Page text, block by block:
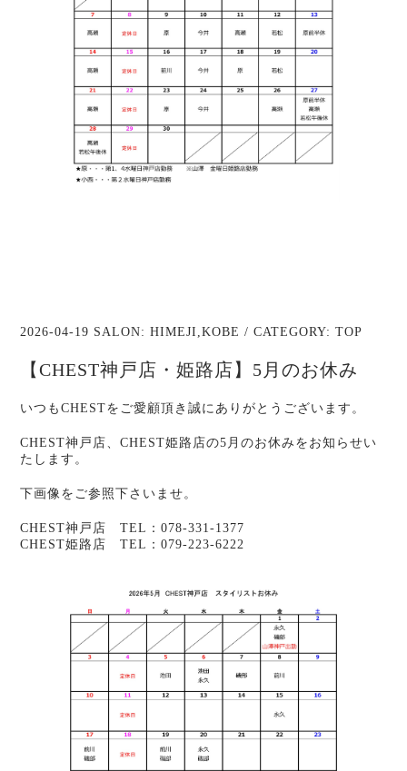
2026-04-19 SALON:HIMEJI ,KOBE / CATEGORY:TOP
【CHEST神戸店・姫路店】5月のお休み
いつもCHESTをご愛顧頂き誠にありがとうございます。
CHEST神戸店、CHEST姫路店の5月のお休みをお知らせい
たします。
下画像をご参照下さいませ。
CHEST神戸店 TEL：078-331-1377
CHEST姫路店 TEL：079-223-6222